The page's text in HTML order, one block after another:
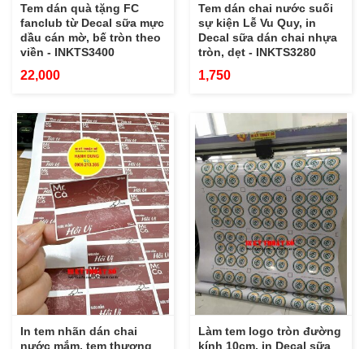
Tem dán quà tặng FC
fanclub từ Decal sữa mực
dầu cán mờ, bế tròn theo
viền - INKTS3400
22,000
Tem dán chai nước suối
sự kiện Lễ Vu Quy, in
Decal sữa dán chai nhựa
tròn, dẹt - INKTS3280
1,750
In tem nhãn dán chai
nước mắm, tem thương
Làm tem logo tròn đường
kính 10cm, in Decal sữa